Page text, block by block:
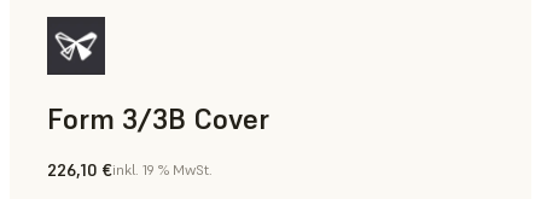
Form 3/3B Cover
226,10 €inkl. 19 % MwSt.